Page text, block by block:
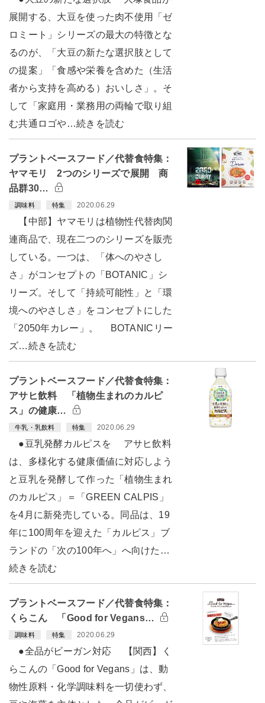
展開する、大豆を使った肉不使用「ゼ
ロミート」シリーズの最大の特徴とな
るのが、「大豆の新たな選択肢として
の提案」「食感や栄養を含めた（生活
者から支持を高める）おいしさ」。そ
して「家庭用・業務用の両輪で取り組
む共通ロゴや…続きを読む
プラントベースフード／代替食特集：
ヤマモリ 2つのシリーズで展開 商
品群30…
調味料 特集 2020.06.29
【中部】ヤマモリは植物性代替肉関
連商品で、現在二つのシリーズを販売
している。一つは、「体へのやさし
さ」がコンセプトの「BOTANIC」シ
リーズ。そして「持続可能性」と「環
境へのやさしさ」をコンセプトにした
「2050年カレー」。 BOTANICリー
ズ…続きを読む
プラントベースフード／代替食特集：
アサヒ飲料 「植物生まれのカルピ
ス」の健康…
牛乳・乳飲料 特集 2020.06.29
●豆乳発酵カルピスを アサヒ飲料
は、多様化する健康価値に対応しよう
と豆乳を発酵して作った「植物生まれ
のカルピス」＝「GREEN CALPIS」
を4月に新発売している。同品は、19
年に100周年を迎えた「カルピス」ブ
ランドの「次の100年へ」へ向けた…
続きを読む
プラントベースフード／代替食特集：
くらこん 「Good for Vegans…
調味料 特集 2020.06.29
●全品がビーガン対応 【関西】く
らこんの「Good for Vegans」は、動
物性原料・化学調味料を一切使わず、